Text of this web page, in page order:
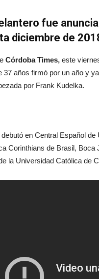
fue
diciembre de
Córdoba Times, este
37 años firmó por un año y
por Frank Kudelka.
en Central Español
Corinthians de Brasil,
la Universidad Católica de